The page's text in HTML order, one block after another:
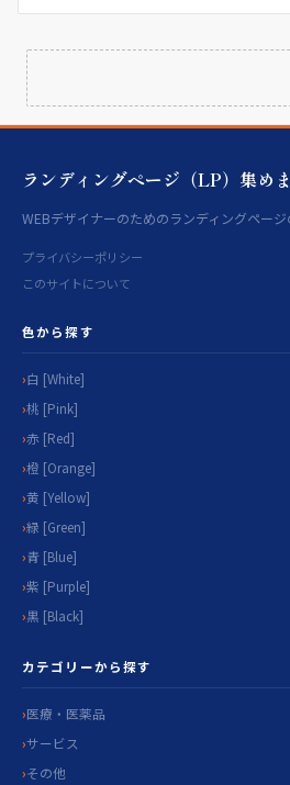
ランディングページ（LP）集めま
WEBデザイナーのためのランディングページ
プライバシーポリシー
このサイトについて
色から探す
白 [White]
桃 [Pink]
赤 [Red]
橙 [Orange]
黄 [Yellow]
緑 [Green]
青 [Blue]
紫 [Purple]
黒 [Black]
カテゴリーから探す
医療・医薬品
サービス
その他